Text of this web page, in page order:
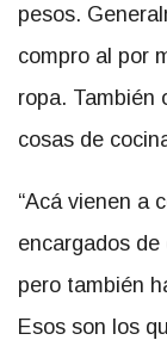
pesos.
compro al por
ropa. También
cosas de
“Acá vienen a
encargados
pero también
Esos son los